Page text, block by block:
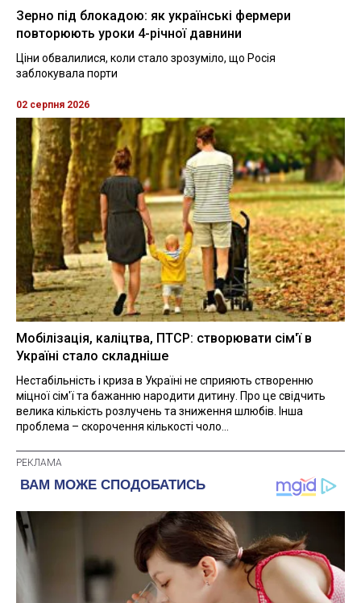
Зерно під блокадою: як українські фермери
повторюють уроки 4-річної давнини
Ціни обвалилися, коли стало зрозуміло, що Росія
заблокувала порти
02 серпня 2026
Мобілізація, каліцтва, ПТСР: створювати сім'ї в
Україні стало складніше
Нестабільність і криза в Україні не сприяють створенню
міцної сім'ї та бажанню народити дитину. Про це свідчить
велика кількість розлучень та зниження шлюбів. Інша
проблема – скорочення кількості чоло...